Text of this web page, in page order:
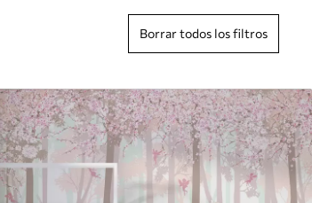
Borrar todos los filtros